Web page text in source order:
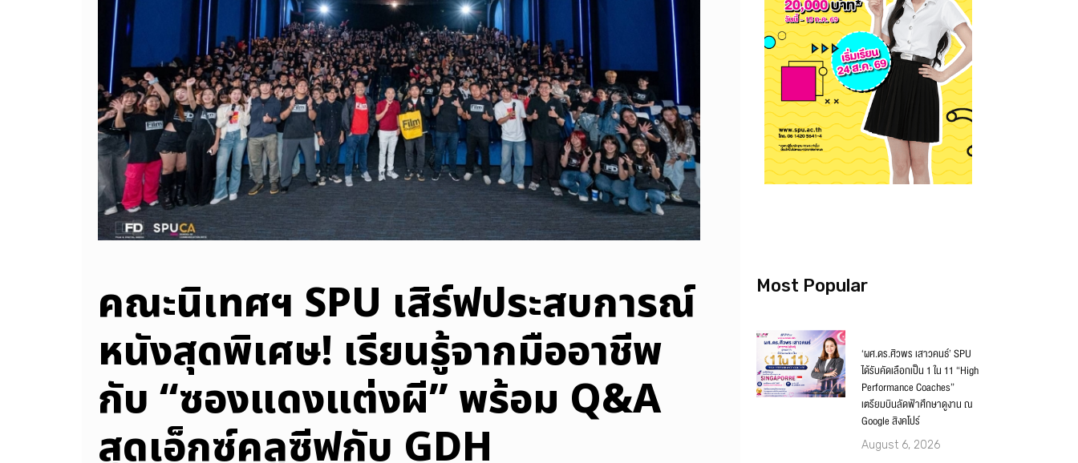
คณะนิเทศฯ SPU เสิร์ฟประสบการณ์
หนังสุดพิเศษ! เรียนรู้จากมืออาชีพ
กับ “ซองแดงแต่งผี” พร้อม Q&A
สุดเอ็กซ์คลูซีฟกับ GDH
Most Popular
‘ผศ.ดร.ศิวพร เสาวคนธ์’ SPU
ได้รับคัดเลือกเป็น 1 ใน 11 “High
Performance Coaches”
เตรียมบินลัดฟ้าศึกษาดูงาน ณ
Google สิงคโปร์
August 6, 2026